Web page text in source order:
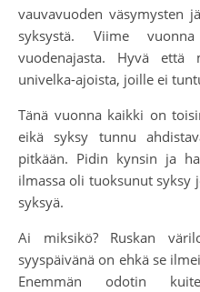
vauvavuoden väsymysten
syksystä. Viime
vuodenajasta. Hyvä että
univelka-ajoista, joille ei
Tänä vuonna kaikki on
eikä syksy tunnu
pitkään. Pidin kynsin ja
ilmassa oli tuoksunut syksy
syksyä.
Ai miksikö? Ruskan
syyspäivänä on ehkä se
Enemmän odotin